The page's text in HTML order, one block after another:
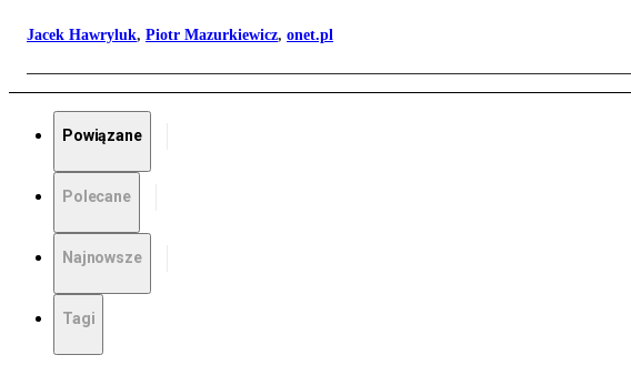
Jacek Hawryluk, Piotr Mazurkiewicz, onet.pl
Powiązane
Polecane
Najnowsze
Tagi